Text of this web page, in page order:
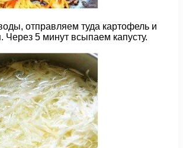
отправляем туда картофель и
Через 5 минут всыпаем капусту.